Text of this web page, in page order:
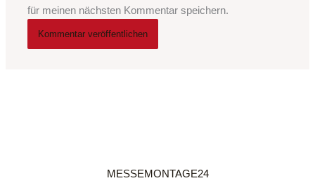
für meinen nächsten Kommentar speichern.
MESSEMONTAGE24